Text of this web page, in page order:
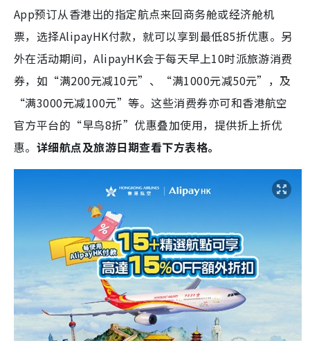
App预订从香港出的指定航点来回商务舱或经济舱机
票，选择AlipayHK付款，就可以享到最低85折优惠。另
外在活动期间，AlipayHK会于每天早上10时派旅游消费
券，如“满200元减10元”、“满1000元减50元”，及
“满3000元减100元”等。这些消费券亦可和香港航空
官方平台的“早鸟8折”优惠叠加使用，提供折上折优
惠。 详细航点及旅游日期查看下方表格。